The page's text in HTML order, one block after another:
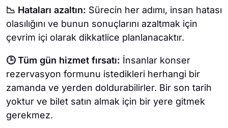
📉 Hataları azaltın: Sürecin her adımı, insan hatası
olasılığını ve bunun sonuçlarını azaltmak için
çevrim içi olarak dikkatlice planlanacaktır.
🕒 Tüm gün hizmet fırsatı: İnsanlar konser
rezervasyon formunu istedikleri herhangi bir
zamanda ve yerden doldurabilirler. Bir son tarih
yoktur ve bilet satın almak için bir yere gitmek
gerekmez.